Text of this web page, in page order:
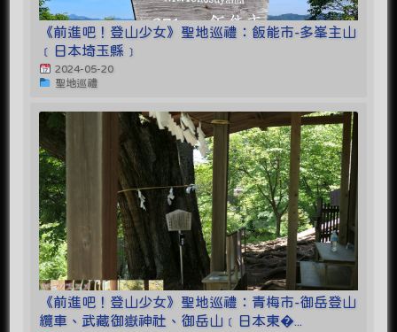
《前進吧！登山少女》聖地巡禮：飯能市-多峯主山
﹝日本埼玉縣﹞
2024-05-20
聖地巡禮
《前進吧！登山少女》聖地巡禮：青梅市-御岳登山
纜車、武藏御嶽神社、御岳山﹝日本東�...